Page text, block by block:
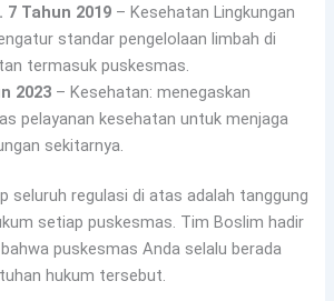
7 Tahun 2019 – Kesehatan Lingkungan
standar pengelolaan limbah di
termasuk puskesmas.
2023 – Kesehatan: menegaskan
pelayanan kesehatan untuk menjaga
sekitarnya.
seluruh regulasi di atas adalah tanggung
setiap puskesmas. Tim Boslim hadir
puskesmas Anda selalu berada
hukum tersebut.